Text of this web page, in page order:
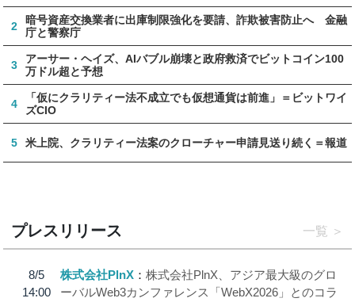
2
暗号資産交換業者に出庫制限強化を要請、詐欺被害防止へ 金融
庁と警察庁
3
アーサー・ヘイズ、AIバブル崩壊と政府救済でビットコイン100
万ドル超と予想
4
「仮にクラリティー法不成立でも仮想通貨は前進」＝ビットワイ
ズCIO
5 米上院、クラリティー法案のクローチャー申請見送り続く＝報道
プレスリリース 一覧
8/5
14:00
株式会社PlnX
株式会社PlnX、アジア最大級のグロ
ーバルWeb3カンファレンス「WebX2026」とのコラ